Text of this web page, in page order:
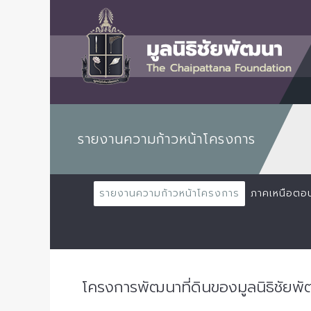
รายงานความก้าวหน้าโครงการ
รายงานความก้าวหน้าโครงการ ภาคเหนือตอ
โครงการพัฒนาที่ดินของมูลนิธิชัยพั